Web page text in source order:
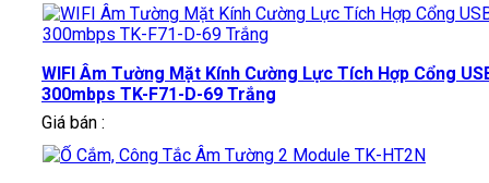
WIFI Âm Tường Mặt Kính Cường Lực Tích Hợp Cổng
300mbps TK-F71-D-69 Trắng
Giá bán :